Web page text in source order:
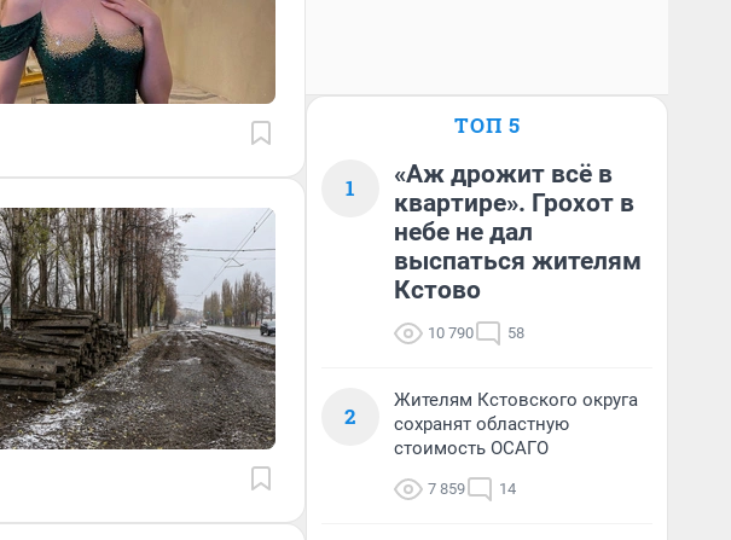
ТОП 5
1
«Аж дрожит всё в
квартире». Грохот в
небе не дал
выспаться жителям
Кстово
10 790 58
2
Жителям Кстовского округа
сохранят областную
стоимость ОСАГО
7 859 14